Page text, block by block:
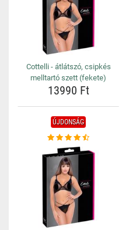
Cottelli - átlátszó, csipkés
melltartó szett (fekete)
13990 Ft
ÚJDONSÁG